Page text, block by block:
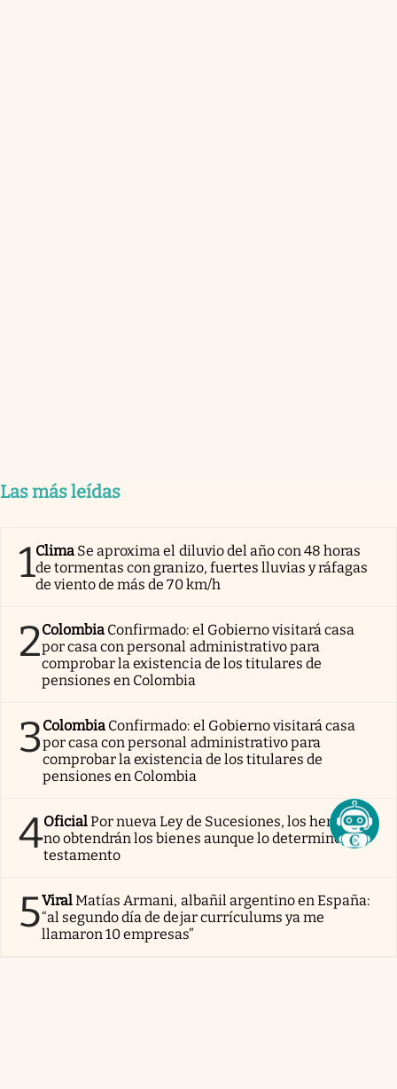
Las más leídas
1Clima Se aproxima el diluvio del año con 48 horas
de tormentas con granizo, fuertes lluvias y ráfagas
de viento de más de 70 km/h
2Colombia Confirmado: el Gobierno visitará casa
por casa con personal administrativo para
comprobar la existencia de los titulares de
pensiones en Colombia
3Colombia Confirmado: el Gobierno visitará casa
por casa con personal administrativo para
comprobar la existencia de los titulares de
pensiones en Colombia
4OficialPor nueva Ley de Sucesiones, los herederos
no obtendrán los bienes aunque lo determine el
testamento
5ViralMatías Armani, albañil argentino en España:
“al segundo día de dejar currículums ya me
llamaron 10 empresas”